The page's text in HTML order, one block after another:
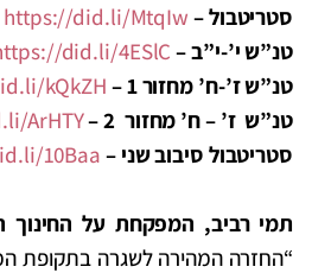
סטריטבול – https://did.li/MtqIw
טנ”ש י’-י”ב – did.li/4ESlC
טנ”ש ז’-ח’ מחזור 1 –
kQkZH
טנ”ש ז’ – ח’ מחזור 2 –
ArHTY
סטריטבול סיבוב שני – 10Baa
תמי רביב, המפקחת על החינוך
“החזרה המהירה לשגרה בתקופת